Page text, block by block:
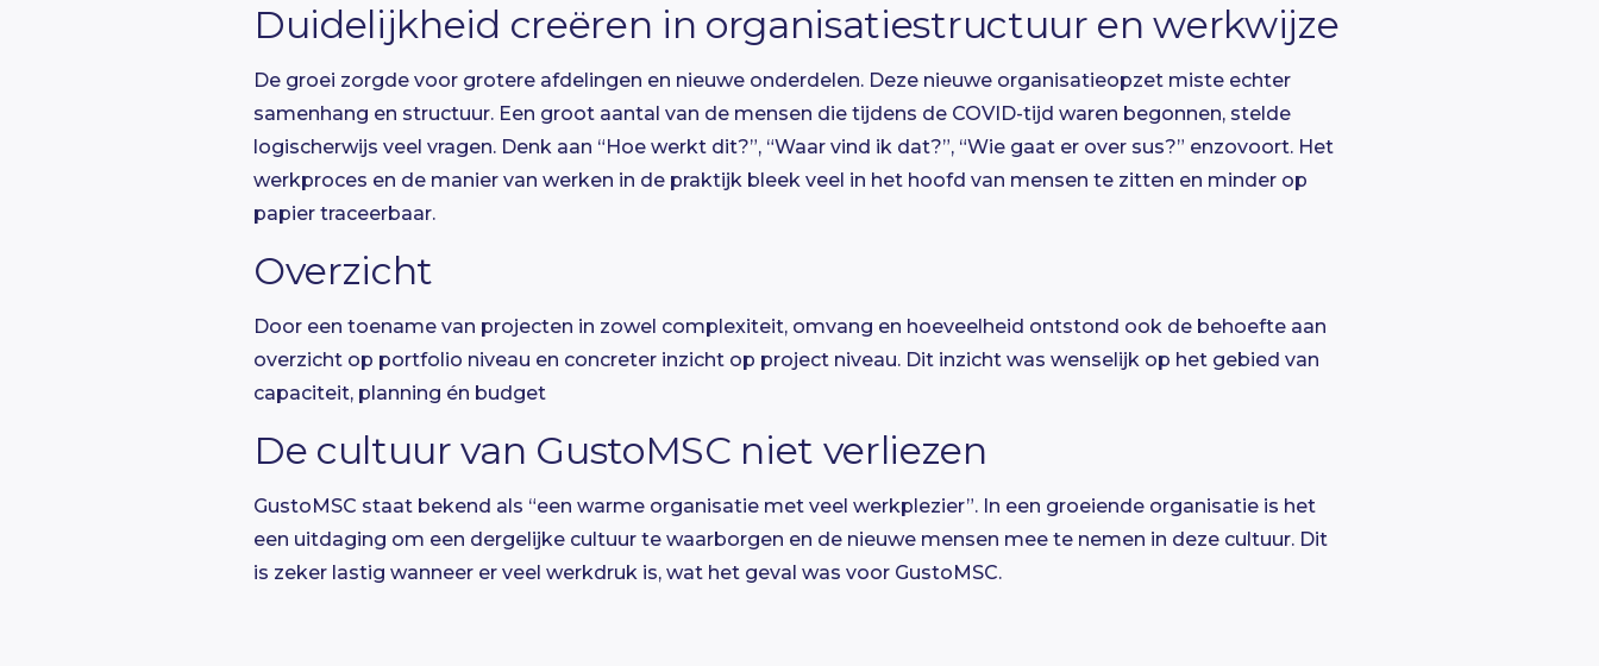
Duidelijkheid creëren in organisatiestructuur en werkwijze
De groei zorgde voor grotere afdelingen en nieuwe onderdelen. Deze nieuwe organisatieopzet miste echter
samenhang en structuur. Een groot aantal van de mensen die tijdens de COVID-tijd waren begonnen, stelde
logischerwijs veel vragen. Denk aan “Hoe werkt dit?”, “Waar vind ik dat?”, “Wie gaat er over sus?” enzovoort. Het
werkproces en de manier van werken in de praktijk bleek veel in het hoofd van mensen te zitten en minder op
papier traceerbaar.
Overzicht
Door een toename van projecten in zowel complexiteit, omvang en hoeveelheid ontstond ook de behoefte aan
overzicht op portfolio niveau en concreter inzicht op project niveau. Dit inzicht was wenselijk op het gebied van
capaciteit, planning én budget
De cultuur van GustoMSC niet verliezen
GustoMSC staat bekend als “een warme organisatie met veel werkplezier”. In een groeiende organisatie is het
een uitdaging om een dergelijke cultuur te waarborgen en de nieuwe mensen mee te nemen in deze cultuur. Dit
is zeker lastig wanneer er veel werkdruk is, wat het geval was voor GustoMSC.